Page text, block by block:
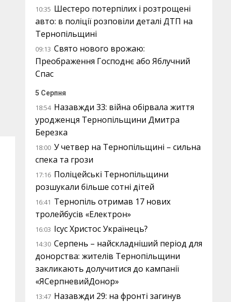
10:35 Шестеро потерпілих і розтрощені
авто: в поліції розповіли деталі ДТП на
Тернопільщині
09:13 Свято нового врожаю:
Преображення Господнє або Яблучний
Спас
5 Серпня
18:54 Назавжди 33: війна обірвала життя
уродженця Тернопільщини Дмитра
Березка
18:00 У четвер на Тернопільщині – сильна
спека та грози
17:16 Поліцейські Тернопільщини
розшукали більше сотні дітей
16:41 Тернопіль отримав 17 нових
тролейбусів «Електрон»
16:03 Ісус Христос Українець?
14:30 Серпень – найскладніший період для
донорства: жителів Тернопільщини
закликають долучитися до кампанії
«ЯСерпневийДонор»
13:47 Назавжди 29: на фронті загинув